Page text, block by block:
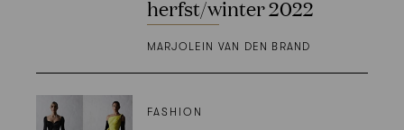
herfst/winter 2022
MARJOLEIN VAN DEN BRAND
FASHION